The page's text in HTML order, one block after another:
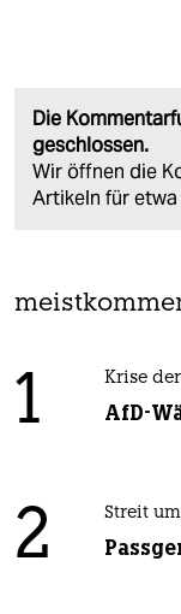
Die
geschlossen.
Wir öffnen die
Artikeln für
1 Krise
AfD-
2 Streit